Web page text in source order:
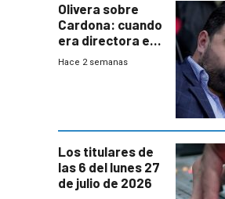
Olivera sobre
Cardona: cuando
era directora en
UTE “no era muy
Hace 2 semanas
Los titulares de
las 6 del lunes 27
de julio de 2026